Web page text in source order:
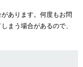
あります。何度もお問
まう場合があるので、